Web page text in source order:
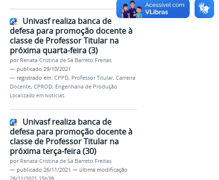
Univasf realiza banca de
defesa para promoção docente à
classe de Professor Titular na
próxima quarta-feira (3)
por Renata Cristina de Sá Barreto Freitas
— publicado 29/10/2021
— registrado em: CPPD, Professor Titular, Carreira
Docente, CPROD, Engenharia de Produção
Localizado em Notícias
Univasf realiza banca de
defesa para promoção docente à
classe de Professor Titular na
próxima terça-feira (30)
por Renata Cristina de Sá Barreto Freitas
— publicado 26/11/2021 — última modificação
26/11/2021 15h39